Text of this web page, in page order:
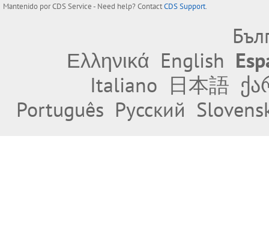
Mantenido porCDS Service- Need help? ContactCDS Support.
Ελληνικά English
Italiano 日本語
Português Русский